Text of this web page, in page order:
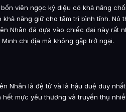
viên ngọc kỳ diệu có khả năng
năng giữ cho tâm trí bình tĩnh. Nó
Nhân đã dựa vào chiếc đai này rất
chi địa mà không gặp trở ngại.
Nhân là đệ tử và là hậu duệ duy
mực yêu thương và truyền thụ